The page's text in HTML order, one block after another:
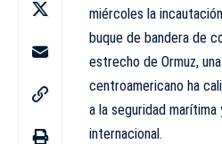
miércoles la
buque de bandera de
estrecho de Ormuz,
centroamericano ha
a la seguridad
internacional.